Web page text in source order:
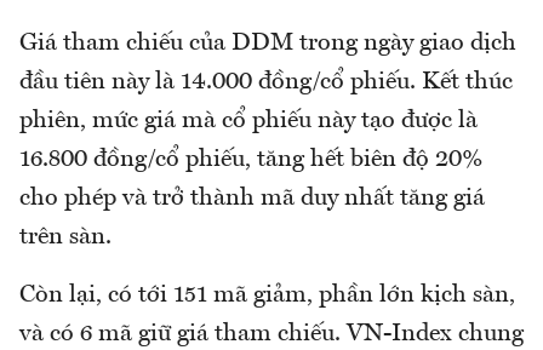
Giá tham chiếu của DDM trong ngày giao dịch
đầu tiên này là 14.000 đồng/cổ phiếu. Kết thúc
phiên, mức giá mà cổ phiếu này tạo được là
16.800 đồng/cổ phiếu, tăng hết biên độ 20%
cho phép và trở thành mã duy nhất tăng giá
trên sàn.
Còn lại, có tới 151 mã giảm, phần lớn kịch sàn,
và có 6 mã giữ giá tham chiếu. VN-Index chung